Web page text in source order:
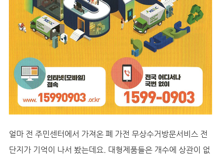
얼마 전 주민센터에서 가져온 폐 가전 무상수거방문서비스 전
단지가 기억이 나서 봤는데요. 대형제품들은 개수에 상관이 없